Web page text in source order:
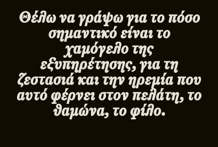
Θέλω να γράψω για το πόσο
σημαντικό είναι το
χαμόγελο της
εξυπηρέτησης, για τη
ζεστασιά και την ηρεμία που
αυτό φέρνει στον πελάτη, το
θαμώνα, το φίλο.